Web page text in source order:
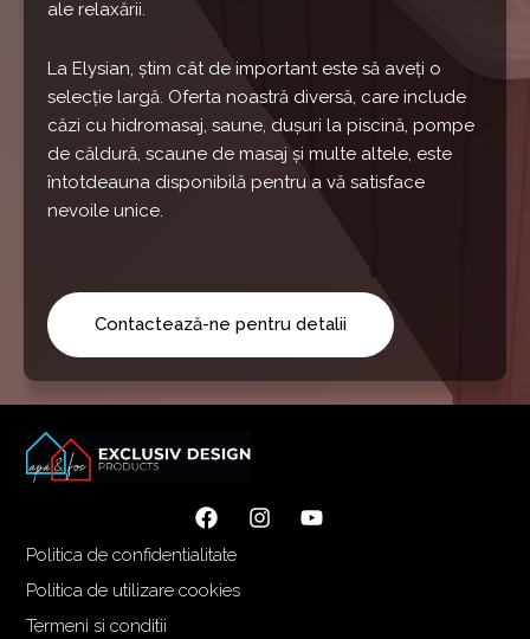
ale relaxării.
La Elysian, știm cât de important este să aveți o
selecție largă. Oferta noastră diversă, care include
căzi cu hidromasaj, saune, dușuri la piscină, pompe
de căldură, scaune de masaj și multe altele, este
întotdeauna disponibilă pentru a vă satisface
nevoile unice.
Contactează-ne pentru detalii
Politica de confidentialitate
Politica de utilizare cookies
Termeni si conditii